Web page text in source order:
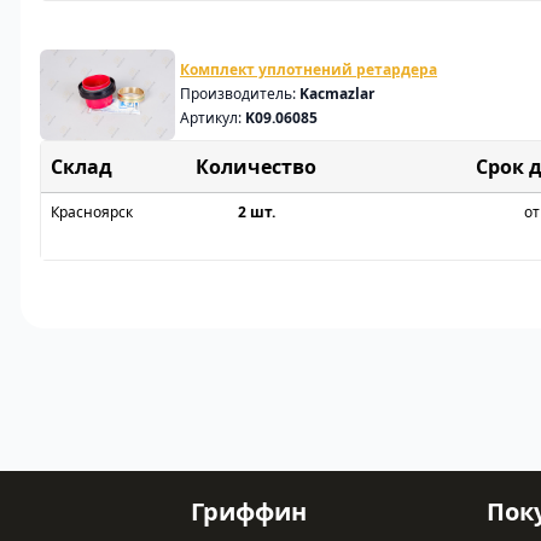
Комплект уплотнений ретардера
Производитель: Kacmazlar
Артикул: K09.06085
Склад Срок
Красноярск 2 шт.
Гриффин